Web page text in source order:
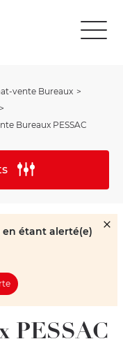
vente Bureaux
Bureaux PESSAC
étant alerté(e)
PESSAC